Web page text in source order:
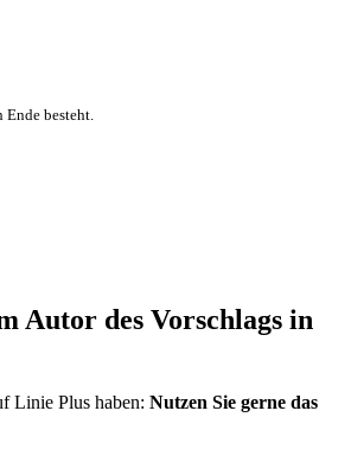
besteht.
Autor des Vorschlags in
Linie Plus haben: Nutzen Sie gerne das